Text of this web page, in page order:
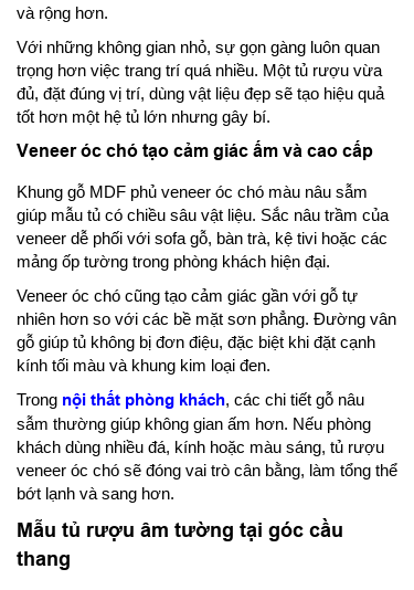
và rộng hơn.
Với những không gian nhỏ, sự gọn gàng luôn quan
trọng hơn việc trang trí quá nhiều. Một tủ rượu vừa
đủ, đặt đúng vị trí, dùng vật liệu đẹp sẽ tạo hiệu quả
tốt hơn một hệ tủ lớn nhưng gây bí.
Veneer óc chó tạo cảm giác ấm và cao cấp
Khung gỗ MDF phủ veneer óc chó màu nâu sẫm
giúp mẫu tủ có chiều sâu vật liệu. Sắc nâu trầm của
veneer dễ phối với sofa gỗ, bàn trà, kệ tivi hoặc các
mảng ốp tường trong phòng khách hiện đại.
Veneer óc chó cũng tạo cảm giác gần với gỗ tự
nhiên hơn so với các bề mặt sơn phẳng. Đường vân
gỗ giúp tủ không bị đơn điệu, đặc biệt khi đặt cạnh
kính tối màu và khung kim loại đen.
Trong nội thất phòng khách, các chi tiết gỗ nâu
sẫm thường giúp không gian ấm hơn. Nếu phòng
khách dùng nhiều đá, kính hoặc màu sáng, tủ rượu
veneer óc chó sẽ đóng vai trò cân bằng, làm tổng thể
bớt lạnh và sang hơn.
Mẫu tủ rượu âm tường tại góc cầu
thang